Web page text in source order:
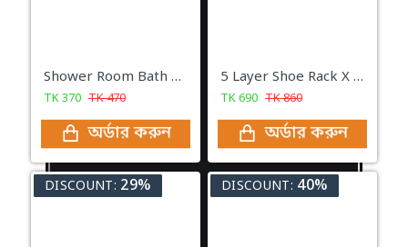
Shower Room Bath Mat
TK370 TK470
অর্ডার করুন
5 Layer Shoe Rack X Design
TK690 TK860
অর্ডার করুন
DISCOUNT: 29% DISCOUNT: 40%